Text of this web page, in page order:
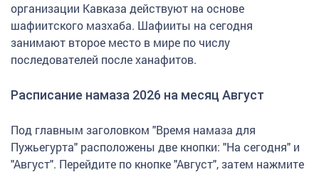
организации Кавказа действуют на основе
шафиитского мазхаба. Шафииты на сегодня
занимают второе место в мире по числу
последователей после ханафитов.
Расписание намаза 2026 на месяц Август
Под главным заголовком "Время намаза для
Пужьегурта" расположены две кнопки: "На сегодня" и
"Август". Перейдите по кнопке "Август", затем нажмите